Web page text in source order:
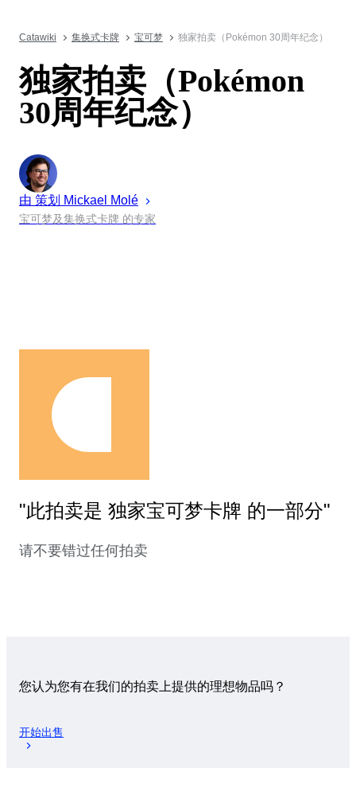
Catawiki 集换式卡牌 宝可梦 独家拍卖（Pokémon 30周年纪念）
独家拍卖（Pokémon
30周年纪念）
由 策划 Mickael Molé
宝可梦及集换式卡牌 的专家
"此拍卖是 独家宝可梦卡牌 的一部分"
请不要错过任何拍卖
您认为您有在我们的拍卖上提供的理想物品吗？
开始出售